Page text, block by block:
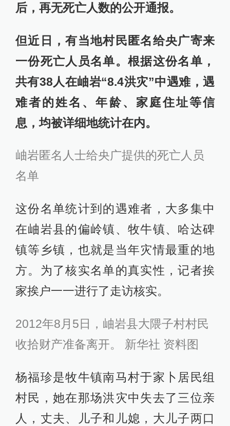
后，再无死亡人数的公开通报。
但近日，有当地村民匿名给央广寄来
一份死亡人员名单。根据这份名单，
共有38人在岫岩“8.4洪灾”中遇难，遇
难者的姓名、年龄、家庭住址等信
息，均被详细地统计在内。
岫岩匿名人士给央广提供的死亡人员
名单
这份名单统计到的遇难者，大多集中
在岫岩县的偏岭镇、牧牛镇、哈达碑
镇等乡镇，也就是当年灾情最重的地
方。为了核实名单的真实性，记者挨
家挨户一一进行了走访核实。
2012年8月5日，岫岩县大隈子村村民
收拾财产准备离开。 新华社 资料图
杨福珍是牧牛镇南马村于家卜居民组
村民，她在那场洪灾中失去了三位亲
人，丈夫、儿子和儿媳，大儿子两口